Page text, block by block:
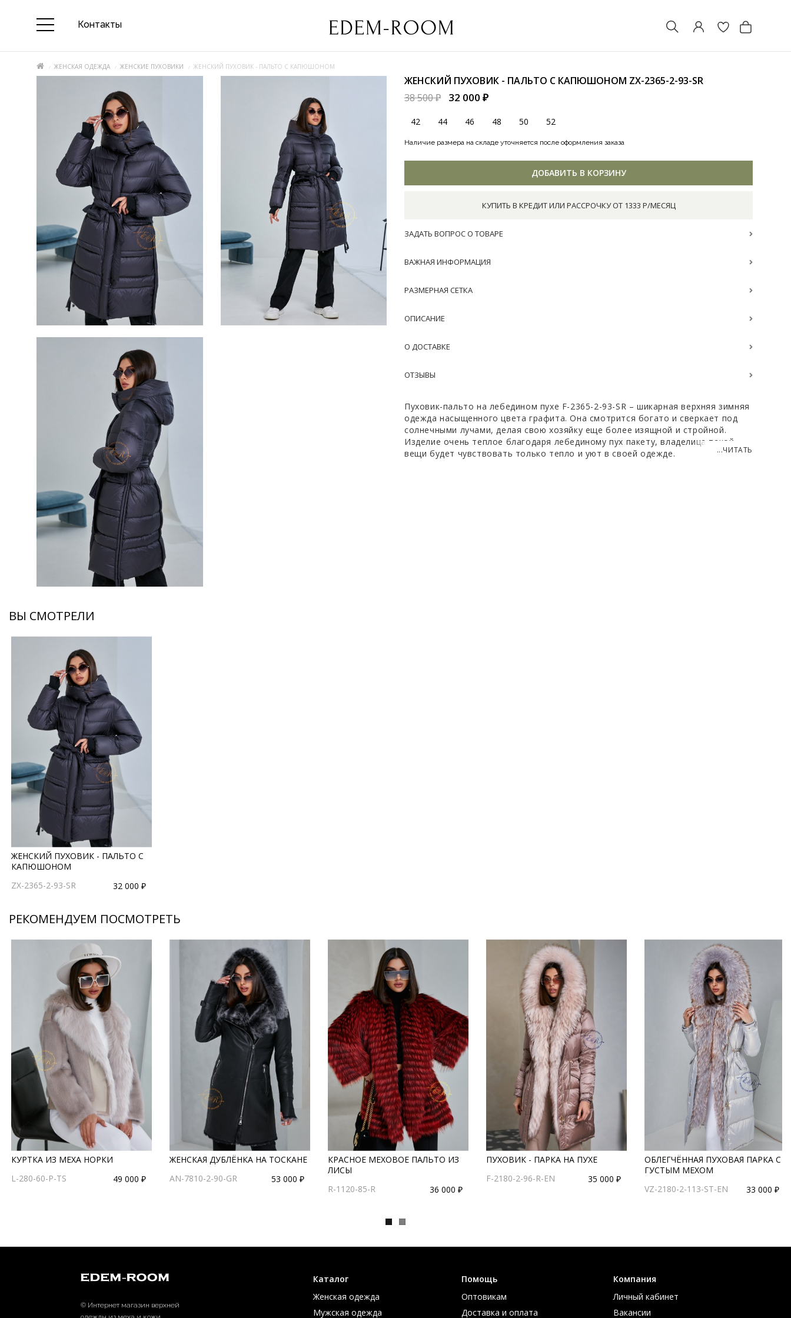
Контакты
ЖЕНСКАЯ ОДЕЖДА ЖЕНСКИЕ ПУХОВИКИ ЖЕНСКИЙ ПУХОВИК - ПАЛЬТО С КАПЮШОНОМ
ЖЕНСКИЙ ПУХОВИК - ПАЛЬТО С КАПЮШОНОМ ZX-2365-2-93-SR
38 500 ₽
32 000 ₽
42 44 46 48 50 52
Наличие размера на складе уточняется после оформления заказа
ДОБАВИТЬ В КОРЗИНУ
КУПИТЬ В КРЕДИТ ИЛИ РАССРОЧКУ ОТ 1333 Р/МЕСЯЦ
ЗАДАТЬ ВОПРОС О ТОВАРЕ
ВАЖНАЯ ИНФОРМАЦИЯ
РАЗМЕРНАЯ СЕТКА
ОПИСАНИЕ
О ДОСТАВКЕ
ОТЗЫВЫ
Пуховик-пальто на лебедином пухе F-2365-2-93-SR – шикарная верхняя зимняя
одежда насыщенного цвета графита. Она смотрится богато и сверкает под
солнечными лучами, делая свою хозяйку еще более изящной и стройной.
Изделие очень теплое благодаря лебединому пух пакету, владелица такой
вещи будет чувствовать только тепло и уют в своей одежде.
...ЧИТАТЬ
ВЫ СМОТРЕЛИ
ЖЕНСКИЙ ПУХОВИК - ПАЛЬТО С
КАПЮШОНОМ
ZX-2365-2-93-SR
32 000 ₽
РЕКОМЕНДУЕМ ПОСМОТРЕТЬ
КУРТКА ИЗ МЕХА НОРКИ
L-280-60-P-TS
49 000 ₽
ЖЕНСКАЯ ДУБЛЁНКА НА ТОСКАНЕ
AN-7810-2-90-GR
53 000 ₽
КРАСНОЕ МЕХОВОЕ ПАЛЬТО ИЗ
ЛИСЫ
R-1120-85-R
36 000 ₽
ПУХОВИК - ПАРКА НА ПУХЕ
F-2180-2-96-R-EN
35 000 ₽
ОБЛЕГЧЁННАЯ ПУХОВАЯ ПАРКА С
ГУСТЫМ МЕХОМ
VZ-2180-2-113-ST-EN
33 000 ₽
© Интернет магазин верхней
Каталог
Женская одежда
Мужская одежда
Помощь
Оптовикам
Доставка и оплата
Компания
Личный кабинет
Вакансии